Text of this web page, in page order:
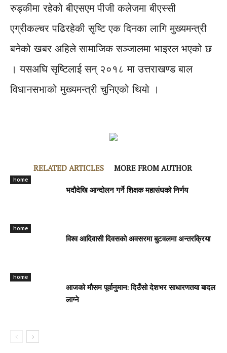
रुड्कीमा रहेको बीएसएम पीजी कलेजमा बीएस्सी
एग्रीकल्चर पढिरहेकी सृष्टि एक दिनका लागि मुख्यमन्त्री
बनेको खबर अहिले सामाजिक सञ्जालमा भाइरल भएको छ
। यसअघि सृष्टिलाई सन् २०१८ मा उत्तराखण्ड बाल
विधानसभाको मुख्यमन्त्री चुनिएको थियो ।
RELATED ARTICLES MORE FROM AUTHOR
home
भदौदेखि आन्दोलन गर्ने शिक्षक महासंघको निर्णय
home
विश्व आदिवासी दिवसको अवसरमा बुटवलमा अन्तरक्रिया
home
आजको मौसम पूर्वानुमान: दिउँसो देशभर साधारणतया बादल
लाग्ने